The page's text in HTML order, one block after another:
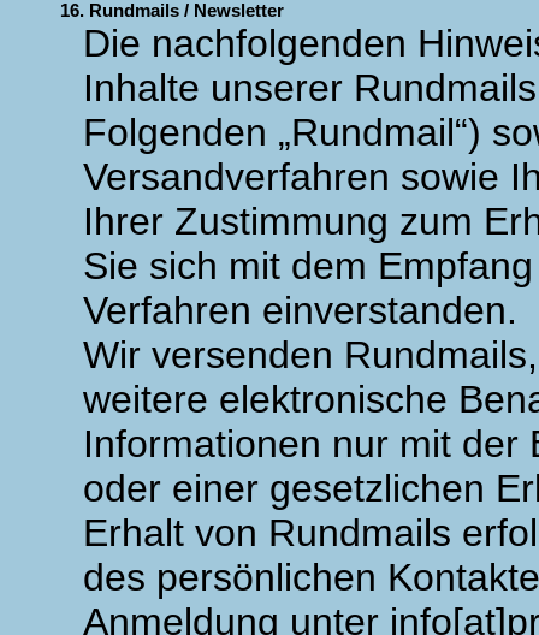
16. Rundmails / Newsletter
Die nachfolgenden
Inhalte unserer
Folgenden „Rundmail“)
Versandverfahren sowie
Ihrer Zustimmung zum
Sie sich mit dem
Verfahren einverstanden.
Wir versenden
weitere elektronische
Informationen nur mit der
oder einer gesetzlichen
Erhalt von Rundmails
des persönlichen
Anmeldung unter